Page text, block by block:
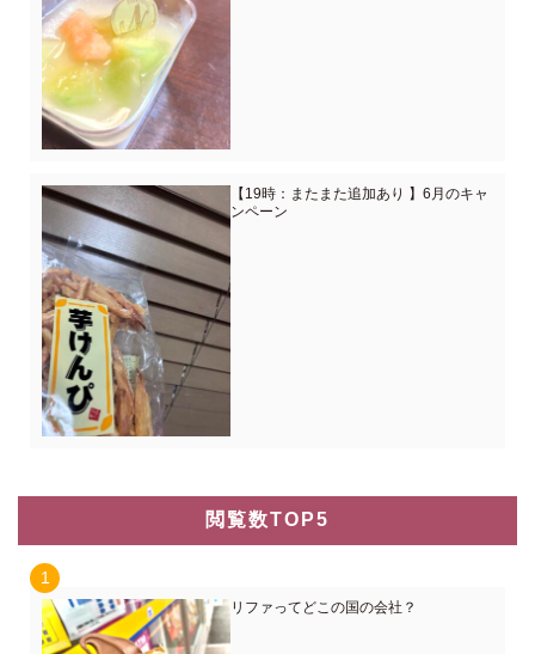
【19時：またまた追加あり 】6月のキャ
ンペーン
閲覧数TOP5
リファってどこの国の会社？